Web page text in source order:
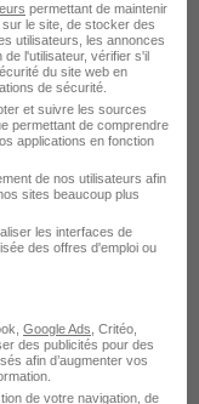
il y a 21 jours
et
il y a 21 jours
permettant de maintenir
le site, de stocker des
utilisateurs, les annonces
l'utilisateur, vérifier s'il
du site web en
de sécurité.
et suivre les sources
permettant de comprendre
applications en fonction
de nos utilisateurs afin
sites beaucoup plus
les interfaces de
des offres d'emploi ou
Google Ads , Critéo,
des publicités pour des
afin d’augmenter vos
de votre navigation, de